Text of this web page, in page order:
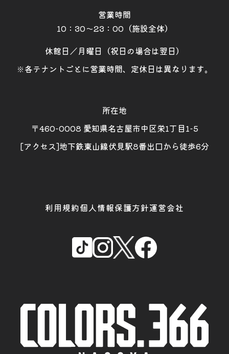
営業時間
10：30～23：00（施設全体）
休館日／月曜日（祝日の場合は翌日）
※各テナントごとに営業時間、定休日は異なります。
所在地
〒460-0008 愛知県名古屋市中区栄1丁目1-5
[アクセス]地下鉄東山線伏見駅8番出口から徒歩6分
利用規約個人情報保護方針運営会社